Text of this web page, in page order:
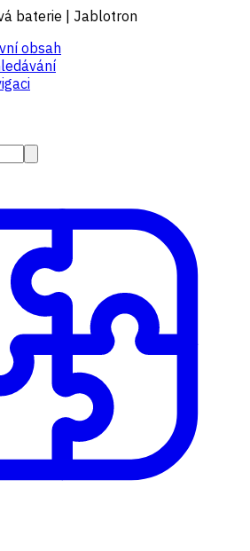
baterie | Jablotron
obsah